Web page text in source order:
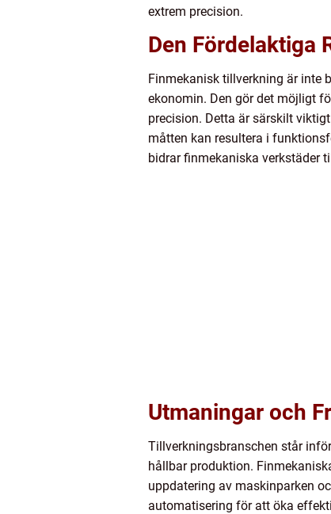
extrem precision.
Den Fördelaktiga
Finmekanisk tillverkning är inte
ekonomin. Den gör det möjligt
precision. Detta är särskilt
måtten kan resultera i
bidrar finmekaniska verkstäder
Utmaningar och
Tillverkningsbranschen står
hållbar produktion.
uppdatering av maskinparken
automatisering för att öka